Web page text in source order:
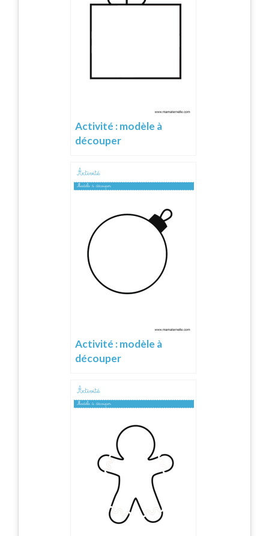
Activité : modèle à
découper
Activité : modèle à
découper